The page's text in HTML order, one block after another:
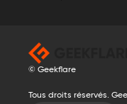
© Geekflare
Tous droits réservés.